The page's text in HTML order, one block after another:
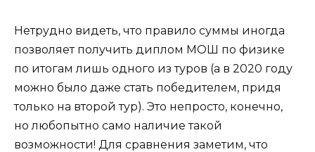
Нетрудно видеть, что правило суммы иногда
позволяет получить диплом МОШ по физике
по итогам лишь одного из туров (а в 2020 году
можно было даже стать победителем, придя
только на второй тур). Это непросто, конечно,
но любопытно само наличие такой
возможности! Для сравнения заметим, что